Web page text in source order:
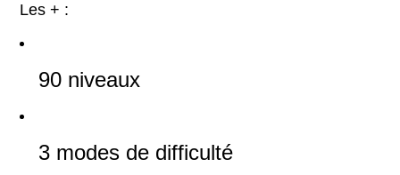
Les + :
90 niveaux
3 modes de difficulté